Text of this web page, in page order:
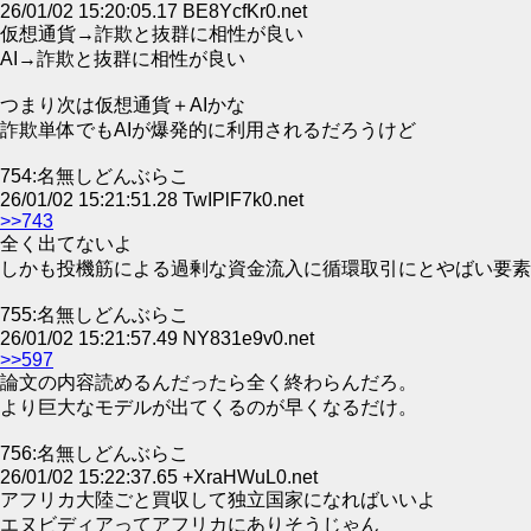
26/01/02 15:20:05.17 BE8YcfKr0.net
仮想通貨→詐欺と抜群に相性が良い
AI→詐欺と抜群に相性が良い
つまり次は仮想通貨＋AIかな
詐欺単体でもAIが爆発的に利用されるだろうけど
754:名無しどんぶらこ
26/01/02 15:21:51.28 TwIPlF7k0.net
>>743
全く出てないよ
しかも投機筋による過剰な資金流入に循環取引にとやばい要
755:名無しどんぶらこ
26/01/02 15:21:57.49 NY831e9v0.net
>>597
論文の内容読めるんだったら全く終わらんだろ。
より巨大なモデルが出てくるのが早くなるだけ。
756:名無しどんぶらこ
26/01/02 15:22:37.65 +XraHWuL0.net
アフリカ大陸ごと買収して独立国家になればいいよ
エヌビディアってアフリカにありそうじゃん